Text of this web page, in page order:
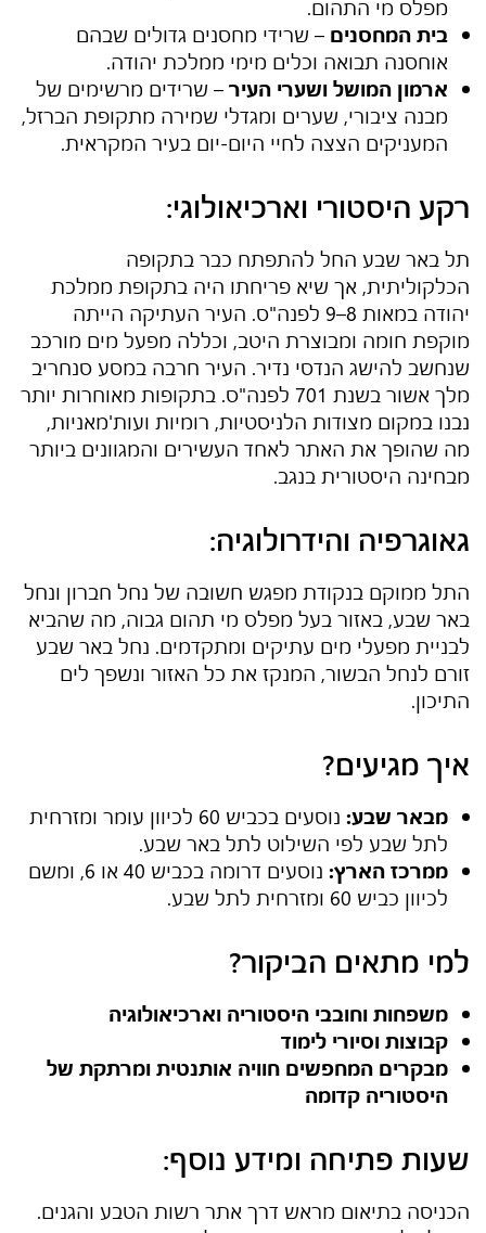
מפלס מי התהום.
בית המחסנים – שרידי מחסנים גדולים שבהם
אוחסנה תבואה וכלים מימי ממלכת יהודה.
ארמון המושל ושערי העיר – שרידים מרשימים של
מבנה ציבורי, שערים ומגדלי שמירה מתקופת הברזל,
המעניקים הצצה לחיי היום-יום בעיר המקראית.
רקע היסטורי וארכיאולוגי:
תל באר שבע החל להתפתח כבר בתקופה
הכלקוליתית, אך שיא פריחתו היה בתקופת ממלכת
יהודה במאות 8–9 לפנה"ס. העיר העתיקה הייתה
מוקפת חומה ומבוצרת היטב, וכללה מפעל מים מורכב
שנחשב להישג הנדסי נדיר. העיר חרבה במסע סנחריב
מלך אשור בשנת 701 לפנה"ס. בתקופות מאוחרות יותר
נבנו במקום מצודות הלניסטיות, רומיות ועות'מאניות,
מה שהופך את האתר לאחד העשירים והמגוונים ביותר
מבחינה היסטורית בנגב.
גאוגרפיה והידרולוגיה:
התל ממוקם בנקודת מפגש חשובה של נחל חברון ונחל
באר שבע, באזור בעל מפלס מי תהום גבוה, מה שהביא
לבניית מפעלי מים עתיקים ומתקדמים. נחל באר שבע
זורם לנחל הבשור, המנקז את כל האזור ונשפך לים
התיכון.
איך מגיעים?
מבאר שבע:
נוסעים בכביש 60 לכיוון עומר ומזרחית
לתל שבע לפי השילוט לתל באר שבע.
ממרכז הארץ:
נוסעים דרומה בכביש 40 או 6, ומשם
לכיוון כביש 60 ומזרחית לתל שבע.
למי מתאים הביקור?
משפחות וחובבי היסטוריה וארכיאולוגיה
קבוצות וסיורי לימוד
מבקרים המחפשים חוויה אותנטית ומרתקת של
היסטוריה קדומה
שעות פתיחה ומידע נוסף:
הכניסה בתיאום מראש דרך אתר רשות הטבע והגנים.